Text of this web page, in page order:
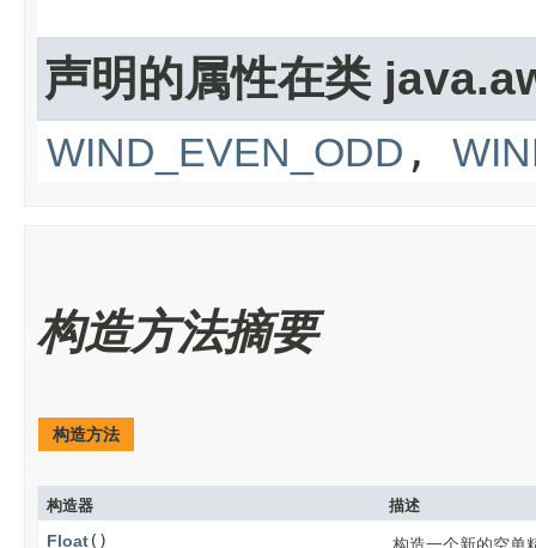
声明的属性在类
WIND_EVEN_ODD ,
构造方法摘要
构造方法
构造器 描述
Float()